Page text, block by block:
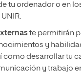
tu ordenador o en
te permitirán
y
como desarrollar tu
y trabajo